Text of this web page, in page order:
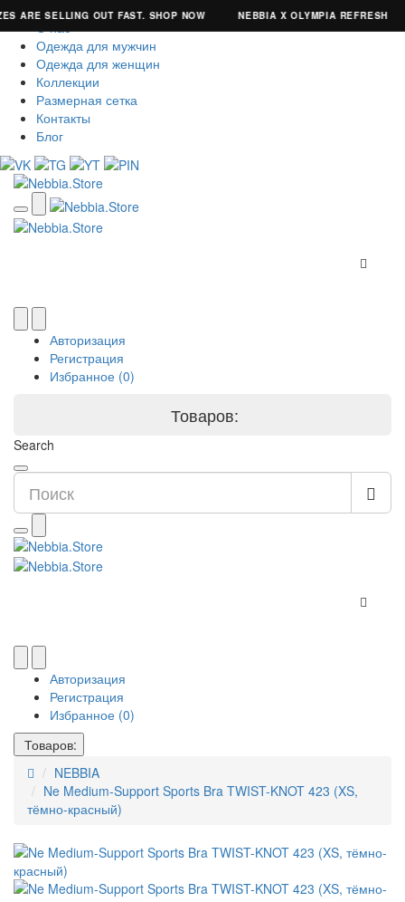
ARE SELLING OUT FAST. SHOP NOW NEBBIA X OLYMPIA REFRESH
О нас
Одежда для мужчин
Одежда для женщин
Коллекции
Размерная сетка
Контакты
Блог
Авторизация
Регистрация
Избранное (0)
Товаров:
Search
Авторизация
Регистрация
Избранное (0)
Товаров:
NEBBIA
Ne Medium-Support Sports Bra TWIST-KNOT 423 (XS,
тёмно-красный)